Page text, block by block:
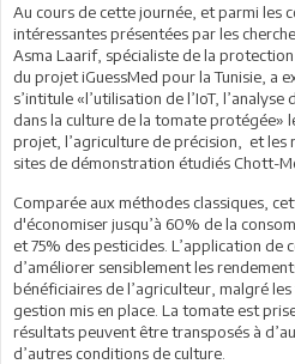
Au cours de cette journée, et parmi les
intéressantes présentées par les
Asma Laarif, spécialiste de la
du projet iGuessMed pour la Tunisie, a
s’intitule «l’utilisation de l’IoT,
dans la culture de la tomate protégée»
projet, l’agriculture de précision, et les
sites de démonstration étudiés Chott-
Comparée aux méthodes classiques,
d'économiser jusqu’à 60% de la
et 75% des pesticides. L’application de
d’améliorer sensiblement les
bénéficiaires de l’agriculteur, malgré
gestion mis en place. La tomate est
résultats peuvent être transposés à
d’autres conditions de culture.